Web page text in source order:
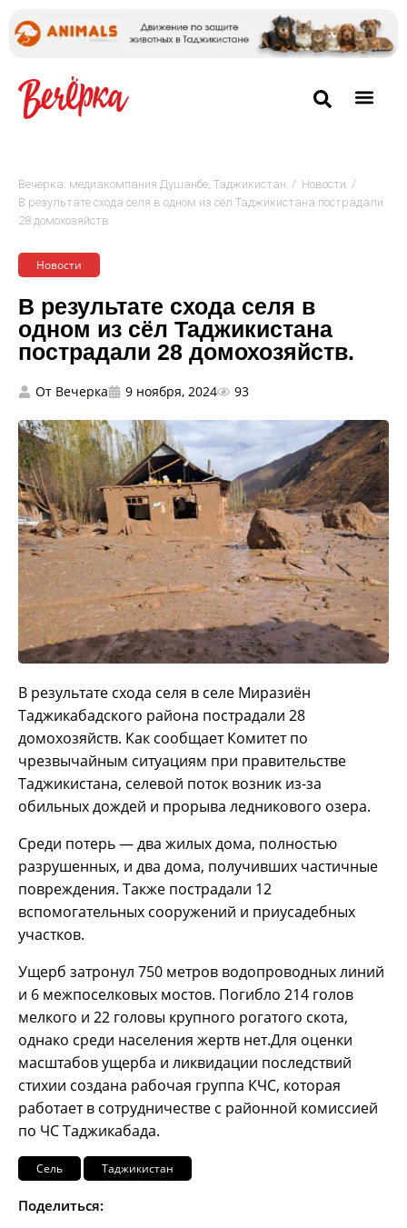
Вечёрка: медиакомпания Душанбе, Таджикистан / Новости /
В результате схода селя в одном из сёл Таджикистана пострадали
28 домохозяйств.
Новости
В результате схода селя в
одном из сёл Таджикистана
пострадали 28 домохозяйств.
От Вечерка 9 ноября, 2024 93
В результате схода селя в селе Миразиён
Таджикабадского района пострадали 28
домохозяйств. Как сообщает Комитет по
чрезвычайным ситуациям при правительстве
Таджикистана, селевой поток возник из-за
обильных дождей и прорыва ледникового озера.
Среди потерь — два жилых дома, полностью
разрушенных, и два дома, получивших частичные
повреждения. Также пострадали 12
вспомогательных сооружений и приусадебных
участков.
Ущерб затронул 750 метров водопроводных линий
и 6 межпоселковых мостов. Погибло 214 голов
мелкого и 22 головы крупного рогатого скота,
однако среди населения жертв нет.Для оценки
масштабов ущерба и ликвидации последствий
стихии создана рабочая группа КЧС, которая
работает в сотрудничестве с районной комиссией
по ЧС Таджикабада.
Сель Таджикистан
Поделиться: